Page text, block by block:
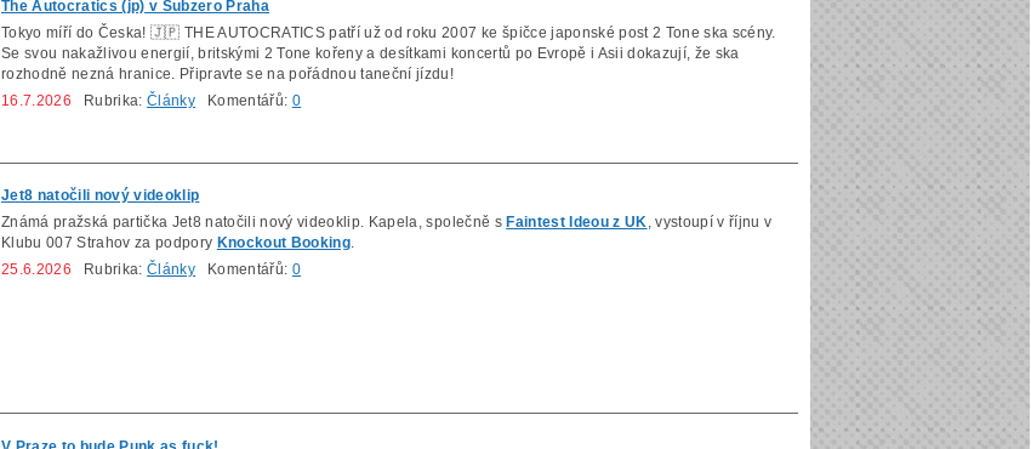
The Autocratics (jp) v Subzero Praha
Tokyo míří do Česka! 🇯🇵 THE AUTOCRATICS patří už od roku 2007 ke špičce japonské post 2 Tone ska scény.
Se svou nakažlivou energií, britskými 2 Tone kořeny a desítkami koncertů po Evropě i Asii dokazují, že ska
rozhodně nezná hranice. Připravte se na pořádnou taneční jízdu!
16.7.2026 Rubrika:Články Komentářů: 0
Jet8 natočili nový videoklip
Známá pražská partička Jet8 natočili nový videoklip. Kapela, společně s Faintest Ideou z UK, vystoupí v říjnu v
Klubu 007 Strahov za podpory Knockout Booking.
25.6.2026 Rubrika:Články Komentářů: 0